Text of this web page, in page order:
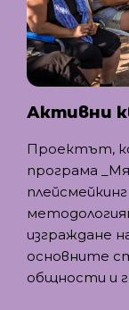
Активни
Проектът,
програма
изграждане
основните
общности и